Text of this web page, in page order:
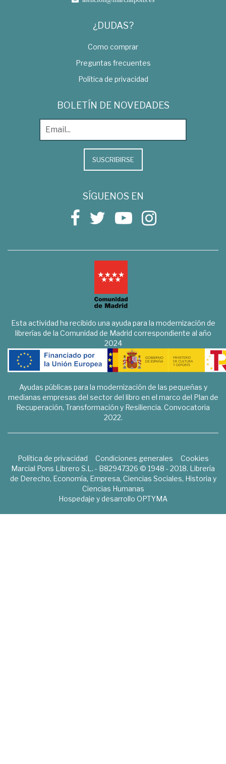
¿DUDAS?
Como comprar
Preguntas frecuentes
Política de privacidad
BOLETÍN DE NOVEDADES
SUSCRIBIRSE
SÍGUENOS EN
Esta actividad ha recibido una ayuda para la modernización de
librerías de la Comunidad de Madrid correspondiente al año
2024
Ayudas públicas para la modernización de las pequeñas y
medianas empresas del sector del libro en el marco del Plan de
Recuperación, Transformación y Resiliencia. Convocatoria
2022.
Política de privacidad Condiciones generales
Cookies
Marcial Pons Librero S.L. - B82947326 © 1948 - 2018. Librería
de Derecho, Economía, Empresa, Ciencias Sociales, Historia y
Ciencias Humanas
Hospedaje y desarrollo OPTYMA